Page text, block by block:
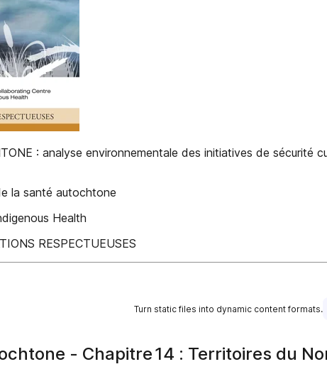
: analyse environnementale des initiatives de sécurité
la santé autochtone
Health
RESPECTUEUSES
Turn static files into dynamic content formats.
- Chapitre 14 : Territoires du